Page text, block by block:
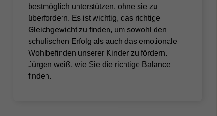
bestmöglich unterstützen, ohne sie zu
überfordern. Es ist wichtig, das richtige
Gleichgewicht zu finden, um sowohl den
schulischen Erfolg als auch dasemotionale
Wohlbefinden unserer Kinder zu fördern.
Jürgen weiß, wie Sie die richtige Balance
finden.